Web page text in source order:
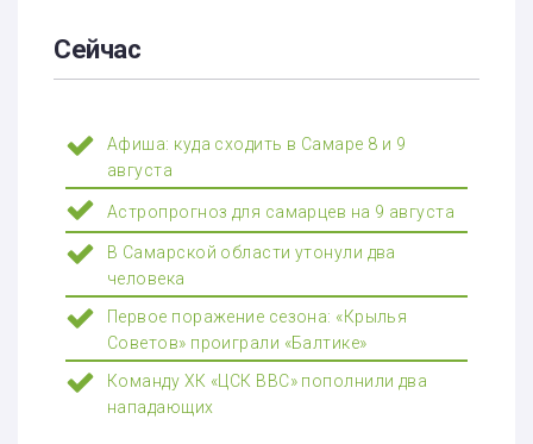
Сейчас
Афиша: куда сходить в Самаре 8 и 9
августа
Астропрогноз для самарцев на 9 августа
В Самарской области утонули два
человека
Первое поражение сезона: «Крылья
Советов» проиграли «Балтике»
Команду ХК «ЦСК ВВС» пополнили два
нападающих